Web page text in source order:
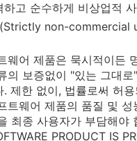
하고 순수하게 비상업적
non-commercial
웨어 제품은 묵시적이든
의 보증없이 "있는 그대로
. 제한 없이, 법률로써 허
트웨어 제품의 품질 및 성
최종 사용자가 부담해야
PRODUCT IS